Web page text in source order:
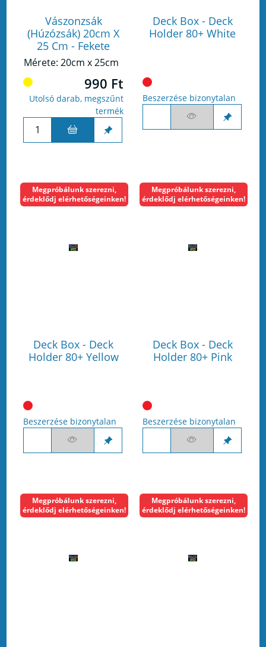
Vászonzsák
(Húzózsák) 20cm X
25 Cm - Fekete
Mérete: 20cm x 25cm
990 Ft
Utolsó darab, megszűnt
termék
Deck Box - Deck
Holder 80+ White
Beszerzése bizonytalan
Deck Box - Deck
Holder 80+ Yellow
Megpróbálunk szerezni,
érdeklődj elérhetőségeinken!
Beszerzése bizonytalan
Deck Box - Deck
Holder 80+ Pink
Megpróbálunk szerezni,
érdeklődj elérhetőségeinken!
Beszerzése bizonytalan
Megpróbálunk szerezni,
érdeklődj elérhetőségeinken!
Megpróbálunk szerezni,
érdeklődj elérhetőségeinken!